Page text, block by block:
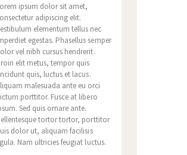
ipsum dolor sit amet,
adipiscing elit.
elementum tellus nec
egestas. Phasellus semper
vel nibh cursus hendrerit.
elit metus, tempor quis
quis, luctus et lacus.
malesuada ante eu orci
porttitor. Fusce at libero
Sed quis ornare ante.
tortor tortor, porttitor
dolor ut, aliquam facilisis
Nam ultricies feugiat luctus.